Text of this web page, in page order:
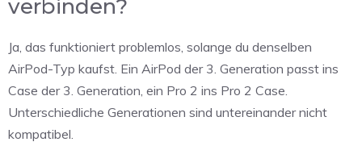
verbinden?
Ja, das funktioniert problemlos, solange du denselben
AirPod-Typ kaufst. Ein AirPod der 3. Generation passt ins
Case der 3. Generation, ein Pro 2 ins Pro 2 Case.
Unterschiedliche Generationen sind untereinander nicht
kompatibel.